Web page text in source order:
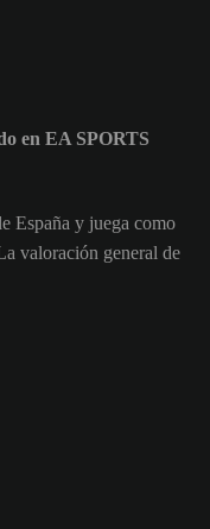
en EA SPORTS
España y juega como
valoración general de